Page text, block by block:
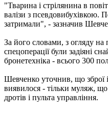
"Тварина і стрілянина в
валізи з псевдовибухівкою.
затримали", - зазначив
За його словами, з огляду на
спецоперації були задіяні
бронетехніка - всього 300
Шевченко уточнив, що зброї
виявилося - тільки муляж, що
дротів і пульта управління.